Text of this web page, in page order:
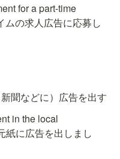
for a part-time
ムの求人広告に応募し
聞などに）広告を出す
in the local
紙に広告を出しまし